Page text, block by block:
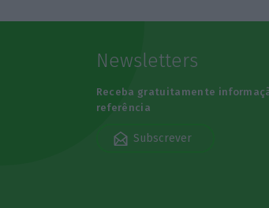
Newsletters
Receba gratuitamente
referência
Subscrever